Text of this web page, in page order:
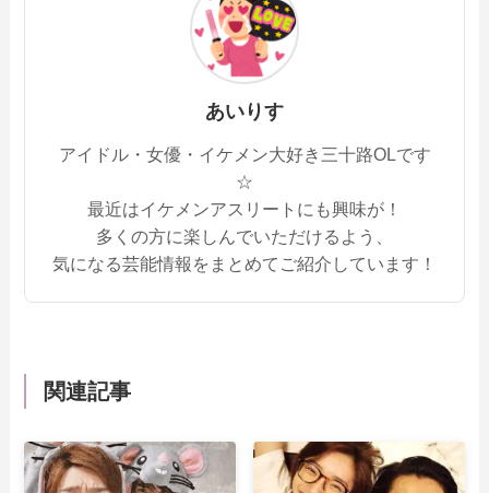
あいりす
アイドル・女優・イケメン大好き三十路OLです
☆
最近はイケメンアスリートにも興味が！
多くの方に楽しんでいただけるよう、
気になる芸能情報をまとめてご紹介しています！
関連記事